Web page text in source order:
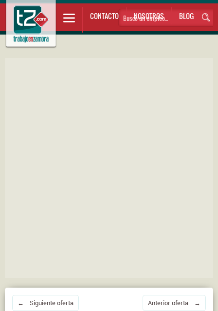
CONTACTO NOSOTROS BLOG
← Siguiente oferta Anterior oferta →